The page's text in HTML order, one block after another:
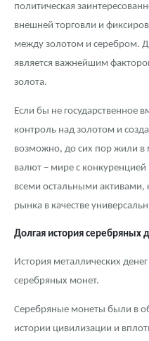
политическая
внешней торговли и
между золотом и серебром.
является важнейшим
золота.
Если бы не государственное
контроль над золотом и
возможно, до сих пор жили
валют – мире с
всеми остальными активами,
рынка в качестве
Долгая история серебряных
История металлических
серебряных монет.
Серебряные монеты были в
истории цивилизации и